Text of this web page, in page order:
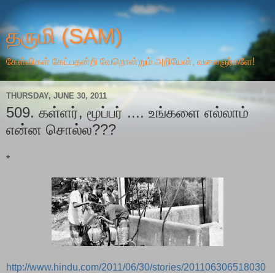
தருமி (SAM)
கேள்விகள் கேட்பதன்றி வேறொன்றும் அறியேன், வலைஞர்களே!
THURSDAY, JUNE 30, 2011
509. கள்ளர், மூப்பர் .... உங்களை எல்லாம்
என்ன சொல்ல???
*
http://www.hindu.com/2011/06/30/stories/201106306518030